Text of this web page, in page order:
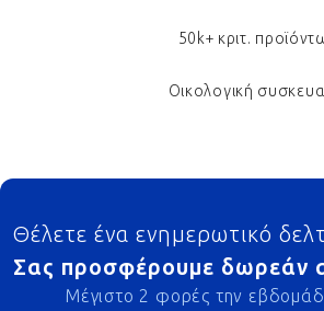
50k+ κριτ.
Οικολογική
Footer
Θέλετε ένα ενημερωτικό
Σας προσφέρουμε δωρεάν
Μέγιστο 2 φορές την